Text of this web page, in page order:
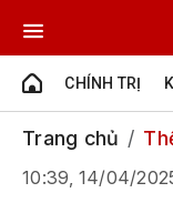
CHÍNH TRỊ
Trang chủ
10:39, 14/04/